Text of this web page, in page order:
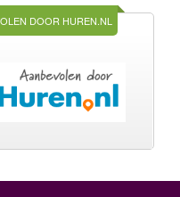
DOOR HUREN.NL